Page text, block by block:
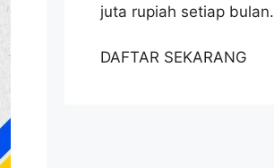
juta rupiah setiap bulan.
DAFTAR SEKARANG